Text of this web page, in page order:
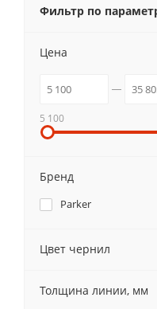
Фильтр по
Цена
5 100
Бренд
Parker
Цвет чернил
Толщина линии, мм